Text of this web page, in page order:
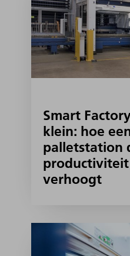
Smart
klein: hoe
palletstation
productiviteit
verhoogt